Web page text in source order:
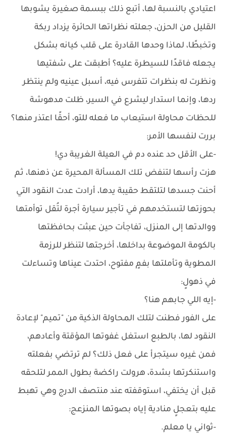
اعتيادي بالنسبة لها، أتبع ذلك ببسمة صغيرة يشوبها
القليل من الحزن، جعلته نظراتها الحائرة يزداد ربكة
وتخبطًا، لماذا وحدها القادرة على قلب كيانه بشكل
يجعله فاقدًا للسيطرة عليه؟ أطبقت على شفتيها
ونظرت له بنظرات تتفرس فيه، أسبل عينيه ولم ينتظر
ردها، وإنما استدار ليشرع في السير، ظلت مدهوشة
للحظات محاولة استيعاب ما فعله للتو، أحقًا اعتذر منها؟
بررت لنفسها الأمر:
-على الأقل حد عنده دم في العيلة الغريبة دي!
هزت رأسها لتنفض تلك المسألة المحيرة عن ذهنها، ثم
أحنت جسدها لتلتقط حقيبة يدها، أرادت عدت النقود التي
بحوزتها لتستخدمهم في تأجير سيارة أجرة لتُقل توأمتها
ووالدتها إلى المنزل، تفاجأت حين عبثت بحافظتها
بالكومة الموضوعة بداخلها، أخرجتها لتنظر للرزمة
المطوية وتأملتها بفمٍ مفتوح، احتدت عيناها وتساءلت
في ذهولٍ:
-إيه اللي جابهم هنا؟
على الفور فطنت لتلك المحاولة الذكية من "تميم" لإعادة
النقود لها، بالطبع استغل غفوتها المؤقتة وأعادهم،
فمن غيره سيتجرأ على فعل ذلك؟ لم ترتضي بفعلته
واستنكرتها بشدة، هرولت راكضة بطول الممر لتلحقه
قبل أن يختفي، استوقفته عند منتصف الدرج وهي تهبط
عليه بتعجلٍ منادية إياه بصوتها المنزعج:
-ثواني يا معلم.